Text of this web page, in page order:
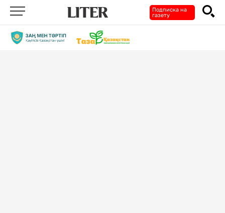
Подписка на
газету